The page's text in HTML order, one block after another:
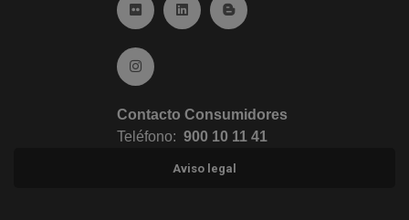
Ir a Flickr (abre en ventana nueva)
Ir a Linkedin (abre en ventana nueva)
Ir al Blog (abre en ventana
Ir a Instagram (abre en ventana nueva)
Contacto Consumidores
Teléfono: 900 10 11 41
Aviso legal